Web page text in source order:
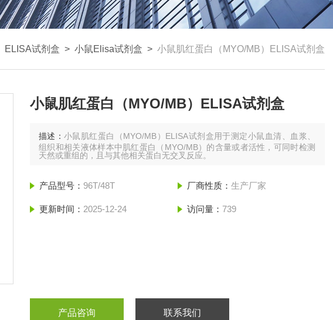
ELISA试剂盒 > 小鼠Elisa试剂盒 > 小鼠肌红蛋白（MYO/MB）ELISA试剂盒
小鼠肌红蛋白（MYO/MB）ELISA试剂盒
描述：小鼠肌红蛋白（MYO/MB）ELISA试剂盒用于测定小鼠血清、血浆、
组织和相关液体样本中肌红蛋白（MYO/MB）的含量或者活性，可同时检测
天然或重组的，且与其他相关蛋白无交叉反应。
产品型号： 96T/48T 厂商性质： 生产厂家
更新时间： 2025-12-24 访问量： 739
产品咨询 联系我们